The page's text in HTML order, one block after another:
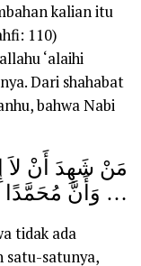
kalian itu
110)
‘alaihi
Dari shahabat
bahwa Nabi
مَنْ شَهِدَ أَنْ لاَ
وَأَنَّ مُحَمَّدًا عَبْدُهُ وَرَسُوْلُهُ …
tidak ada
satu-satunya,